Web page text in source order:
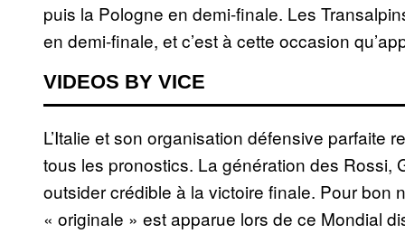
puis la Pologne en demi-finale. Les
en demi-finale, et c’est à cette occasion
VIDEOS BY VICE
L’Italie et son organisation défensive parfaite
tous les pronostics. La génération des Rossi,
outsider crédible à la victoire finale. Pour bon
« originale » est apparue lors de ce Mondial